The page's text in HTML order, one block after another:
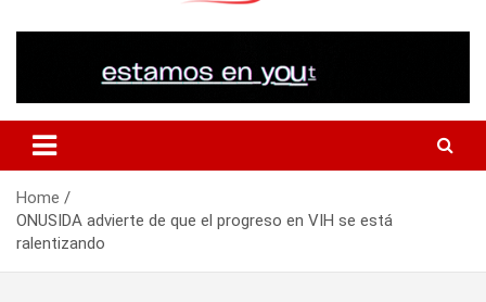
Home
ONUSIDA advierte de que el progreso en VIH se está
ralentizando